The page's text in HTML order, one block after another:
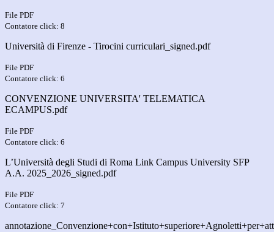
File PDF
Contatore click: 8
Università di Firenze - Tirocini curriculari_signed.pdf
File PDF
Contatore click: 6
CONVENZIONE UNIVERSITA' TELEMATICA
ECAMPUS.pdf
File PDF
Contatore click: 6
L’Università degli Studi di Roma Link Campus University SFP
A.A. 2025_2026_signed.pdf
File PDF
Contatore click: 7